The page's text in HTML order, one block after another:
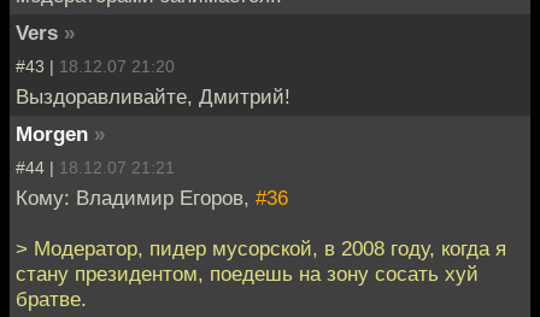
Vers »
#43 | 18.12.07 21:20
Выздоравливайте, Дмитрий!
Morgen »
#44 | 18.12.07 21:21
Кому: Владимир Егоров, #36
> Модератор, пидер мусорской, в 2008 году, когда я
стану президентом, поедешь на зону сосать хуй
братве.